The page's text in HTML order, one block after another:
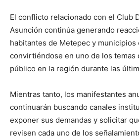
El conflicto relacionado con el Club
Asunción continúa generando
habitantes de Metepec y municipios
convirtiéndose en uno de los temas
público en la región durante las
Mientras tanto, los manifestantes
continuarán buscando canales
exponer sus demandas y solicitar
revisen cada uno de los